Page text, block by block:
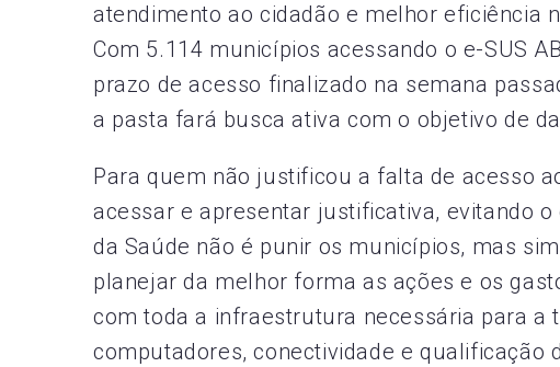
atendimento ao cidadão e melhor eficiência
Com 5.114 municípios acessando o e-SUS
prazo de acesso finalizado na semana
a pasta fará busca ativa com o objetivo de
Para quem não justificou a falta de acesso
acessar e apresentar justificativa, evitando
da Saúde não é punir os municípios, mas
planejar da melhor forma as ações e os
com toda a infraestrutura necessária para a
computadores, conectividade e qualificação